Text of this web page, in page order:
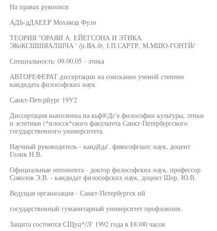
На правах рукописи
АДЬ-дДАЕЕР Мохамэд Фузи
ТЕОРИЯ "ОРАЯИ А. ЕЙЕГСОНА И ЭТИКА.
ЭКоКСШШЯАЛШЧА ' /ji.BA.ib, I.П.САРТР, М.МШО-ГОНТЙ/
Специальность: 09.00.05 - этика
АВТОРЕФЕРАТ дзссертации на соискание ученой степени
кандидата философских наук
Санкт-Петсрйург 19У2
Диссертация выполнена на кьф®Дг'е философии культуры, этики
и эстетики (^илосск^ского факультета Санкт-Петербургского
государственного университета.
Научный руководитель - кандйда'. фяяософгшос наук, доцент
Голик Н.В.
Официальные оппонента - доктор философских наук, профессор
Соколов Э.В. - кандидат философских наук, доцент Шор. Ю.В.
Ведущая организация - Санкт-Петербургск ий
государственный гуманитарный университет профзоюзив.
Защита состоится СЩуц^/Л' 1992 года в I®)00 часов